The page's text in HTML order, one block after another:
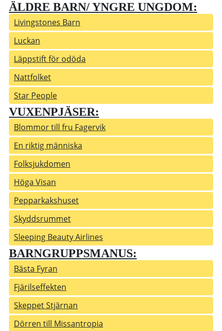
ÄLDRE BARN/ YNGRE UNGDOM:
Livingstones Barn
Luckan
Läppstift för odöda
Nattfolket
Star People
VUXENPJÄSER:
Blommor till fru Fagervik
En riktig människa
Folksjukdomen
Höga Visan
Pepparkakshuset
Skyddsrummet
Sleeping Beauty Airlines
BARNGRUPPSMANUS:
Bästa Fyran
Fjärilseffekten
Skeppet Stjärnan
Dörren till Missantropia